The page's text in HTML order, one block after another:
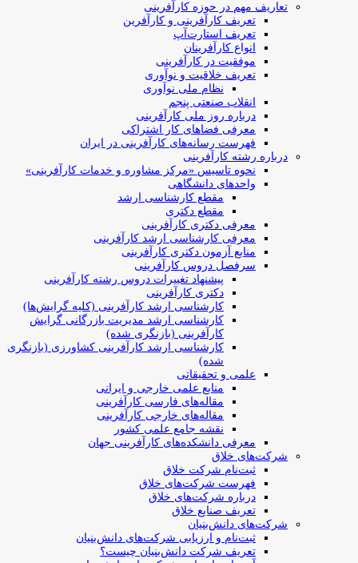
تعاریف مهم در حوزه کارآفرینی
تعریف کارآفرینی و کارآفرین
تعریف استارت‌آپ
انواع کارآفرینان
موفقیت در کارآفرینی
تعریف خلاقیت و نوآوری
نظام ملی نوآوری
انقلاب صنعتی پنجم
درباره روز ملی کارآفرینی
معرفی فضاهای کار اشتراکی
فهرست رسانه‌های کارآفرینی در ایران
درباره رشته کارآفرینی
نحوه تاسیس «مرکز مشاوره و خدمات کارآفرینی»
واحدهای دانشگاهی
مقطع کارشناسی ارشد
مقطع دکتری
معرفی دکتری کارآفرینی
معرفی کارشناسی ارشد کارآفرینی
منابع آزمون دکتری کارآفرینی
سرفصل دروس کارآفرینی
پیشنهاد تغییرات دروس رشته کارآفرینی
دکتری کارآفرینی
کارشناسی ارشد کارآفرینی (کلیه گرایش‌ها)
کارشناسی ارشد مدیریت بازرگانی گرایش
کارآفرینی (بازنگری شده)
کارشناسی ارشد کارآفرینی کشاورزی (بازنگری
شده)
علمی و تحقیقاتی
منابع علمی خارجی و ایرانی
مقاله‌های فارسی کارآفرینی
مقاله‌های خارجی کارآفرینی
نقشه جامع علمی کشور
معرفی دانشکده‌های کارآفرینی جهان
شرکت‌های خلاق
ثبت‌نام شرکت خلاق
فهرست شرکت‌های خلاق
درباره شرکت‌های خلاق
تعریف صنایع خلاق
شرکت‌های دانش‌بنیان
ثبت‌نام و ارزیابی شرکت‌های دانش‌بنیان
تعریف شرکت دانش‌بنیان چیست؟